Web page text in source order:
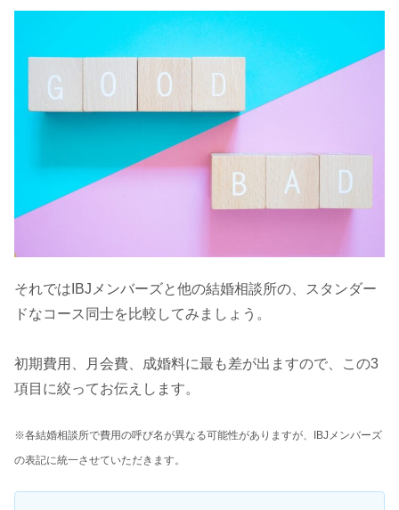
それではIBJメンバーズと他の結婚相談所の、スタンダー
ドなコース同士を比較してみましょう。
初期費用、月会費、成婚料に最も差が出ますので、この3
項目に絞ってお伝えします。
※各結婚相談所で費用の呼び名が異なる可能性がありますが、IBJメンバーズ
の表記に統一させていただきます。